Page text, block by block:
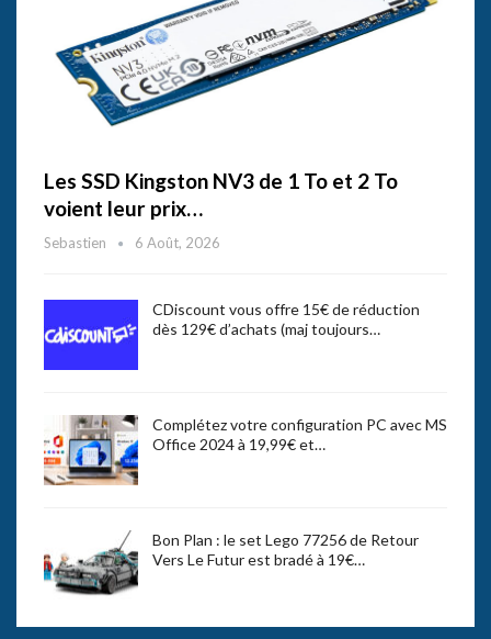
Les SSD Kingston NV3 de 1 To et 2 To
voient leur prix…
Sebastien 6 Août, 2026
CDiscount vous offre 15€ de réduction
dès 129€ d’achats (maj toujours…
Complétez votre configuration PC avec MS
Office 2024 à 19,99€ et…
Bon Plan : le set Lego 77256 de Retour
Vers Le Futur est bradé à 19€…